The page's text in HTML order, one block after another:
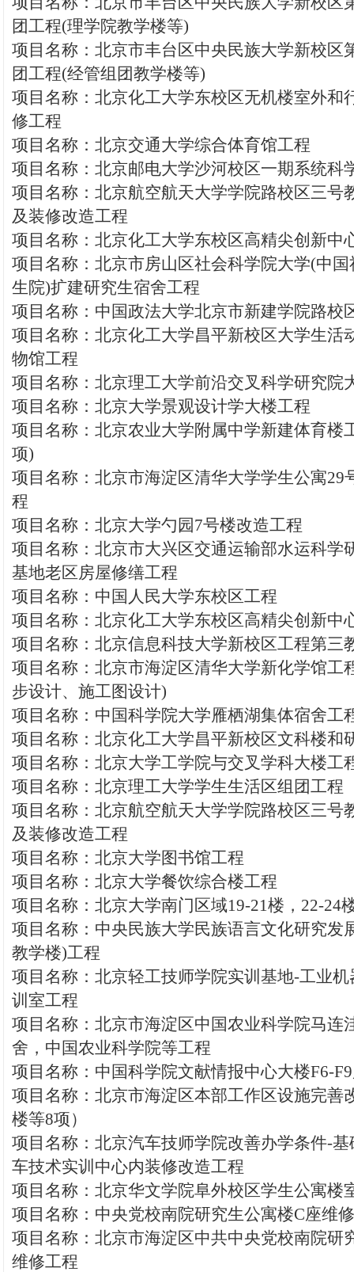
团工程(理学院教学楼等)
项目名称：北京市丰台区中央民族大学新校区
团工程(经管组团教学楼等)
项目名称：北京化工大学东校区无机楼室外和
修工程
项目名称：北京交通大学综合体育馆工程
项目名称：北京邮电大学沙河校区一期系统科
项目名称：北京航空航天大学学院路校区三号
及装修改造工程
项目名称：北京化工大学东校区高精尖创新中
项目名称：北京市房山区社会科学院大学(中
生院)扩建研究生宿舍工程
项目名称：中国政法大学北京市新建学院路校
项目名称：北京化工大学昌平新校区大学生活
物馆工程
项目名称：北京理工大学前沿交叉科学研究院
项目名称：北京大学景观设计学大楼工程
项目名称：北京农业大学附属中学新建体育楼
项)
项目名称：北京市海淀区清华大学学生公寓29
程
项目名称：北京大学勺园7号楼改造工程
项目名称：北京市大兴区交通运输部水运科学
基地老区房屋修缮工程
项目名称：中国人民大学东校区工程
项目名称：北京化工大学东校区高精尖创新中
项目名称：北京信息科技大学新校区工程第三
项目名称：北京市海淀区清华大学新化学馆工
步设计、施工图设计)
项目名称：中国科学院大学雁栖湖集体宿舍工
项目名称：北京化工大学昌平新校区文科楼和
项目名称：北京大学工学院与交叉学科大楼工
项目名称：北京理工大学学生生活区组团工程
项目名称：北京航空航天大学学院路校区三号
及装修改造工程
项目名称：北京大学图书馆工程
项目名称：北京大学餐饮综合楼工程
项目名称：北京大学南门区域19-21楼，22-24
项目名称：中央民族大学民族语言文化研究发
教学楼)工程
项目名称：北京轻工技师学院实训基地-工业
训室工程
项目名称：北京市海淀区中国农业科学院马连
舍，中国农业科学院等工程
项目名称：中国科学院文献情报中心大楼F6-
项目名称：北京市海淀区本部工作区设施完善
楼等8项）
项目名称：北京汽车技师学院改善办学条件-
车技术实训中心内装修改造工程
项目名称：北京华文学院阜外校区学生公寓楼
项目名称：中央党校南院研究生公寓楼C座维
项目名称：北京市海淀区中共中央党校南院研
维修工程